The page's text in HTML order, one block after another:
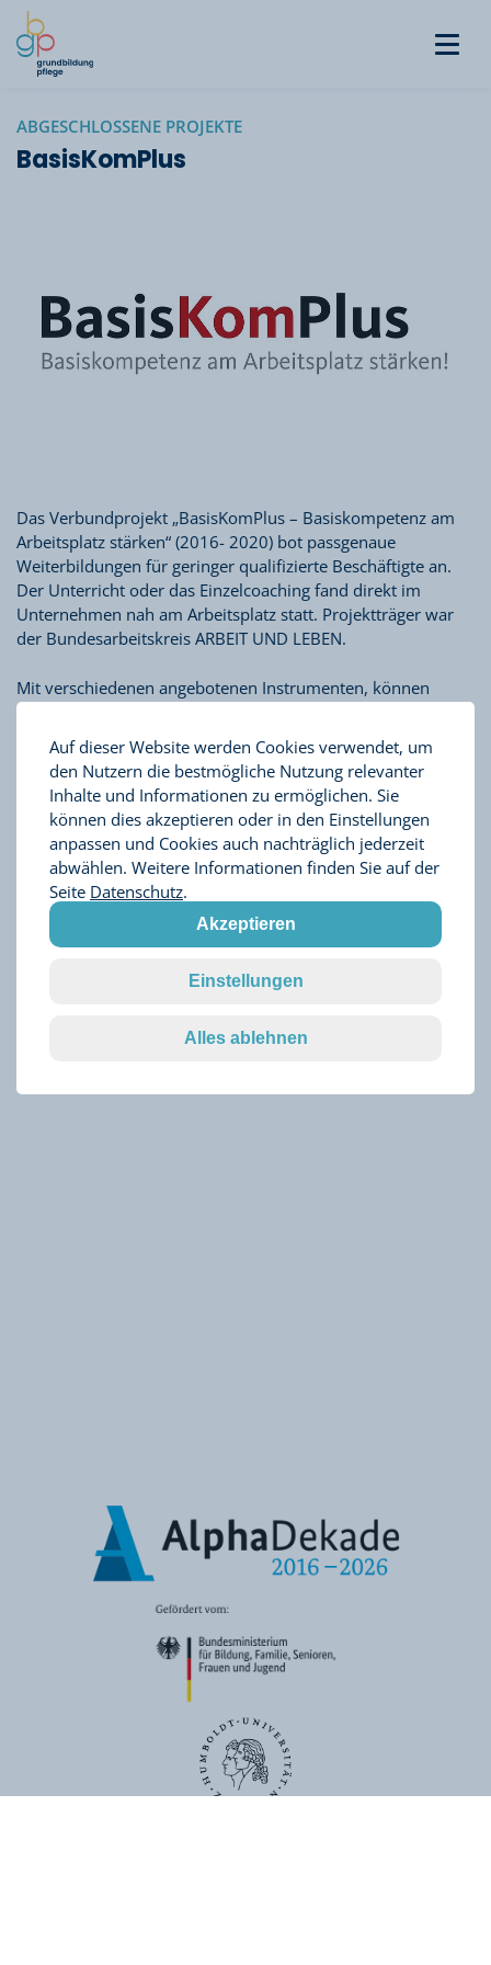
ABGESCHLOSSENE PROJEKTE
BasisKomPlus
Das Verbundprojekt „BasisKomPlus – Basiskompetenz am
Arbeitsplatz stärken“ (2016- 2020) bot passgenaue
Weiterbildungen für geringer qualifizierte Beschäftigte an.
Der Unterricht oder das Einzelcoaching fand direkt im
Unternehmen nah am Arbeitsplatz statt. Projektträger war
der Bundesarbeitskreis ARBEIT UND LEBEN.
Mit verschiedenen angebotenen Instrumenten, können
Lernbedarfe der Beschäftigten ermittelt und passende Hilfen
entwickelt werden. Grundbildung wird so ein fester
Bestandteil der Personalentwicklung, angelernte
Mitarbeitende können sich beruflich qualifizieren, die
Qualität der Arbeit nimmt zu. Der Einsatz von Einfacher
Sprache ist dabei wesentliches Mittel, Barrieren im Betrieb
abzubauen und Informationen leichter zugänglich zu
machen.
WEITERE INFORMATIONEN
Auf dieser Website werden Cookies verwendet, um
den Nutzern die bestmögliche Nutzung relevanter
Inhalte und Informationen zu ermöglichen. Sie
können dies akzeptieren oder in den Einstellungen
anpassen und Cookies auch nachträglich jederzeit
abwählen. Weitere Informationen finden Sie auf der
Seite Datenschutz.
Akzeptieren
Einstellungen
Alles ablehnen